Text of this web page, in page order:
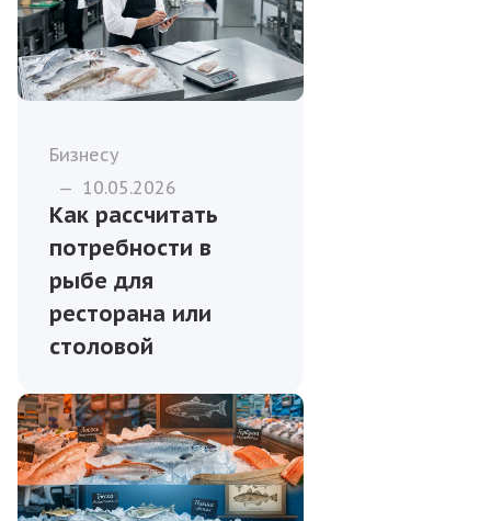
Бизнесу
— 10.05.2026
Как рассчитать
потребности в
рыбе для
ресторана или
столовой